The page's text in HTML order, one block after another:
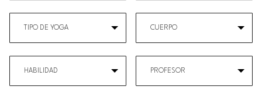
TIPO DE YOGA CUERPO
HABILIDAD PROFESOR